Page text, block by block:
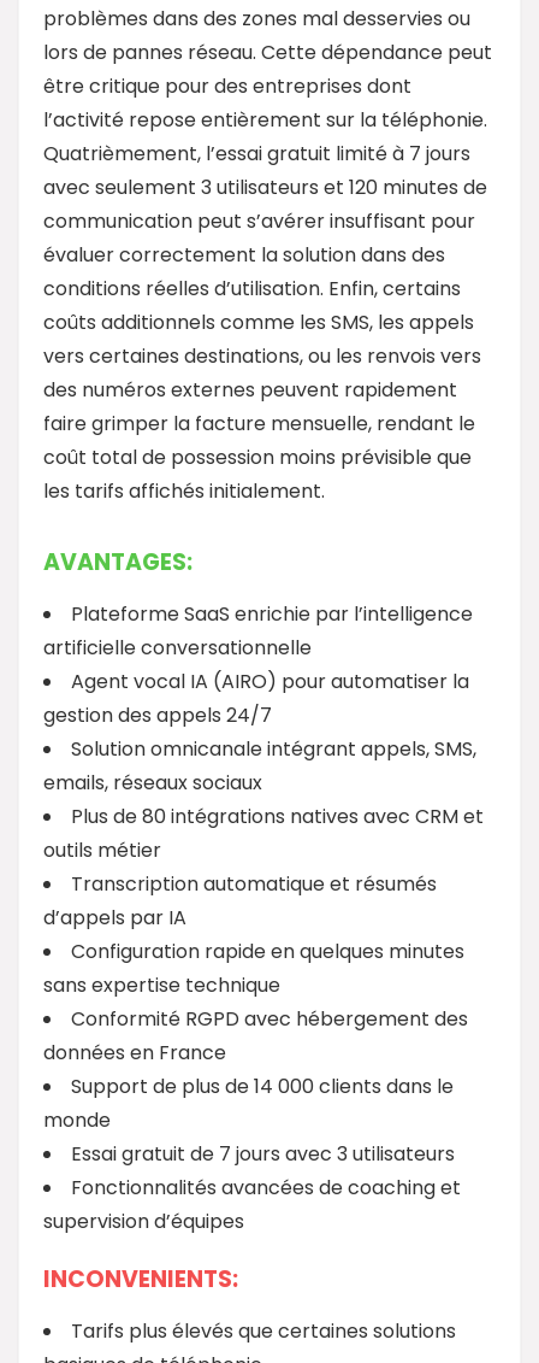
problèmes dans des zones mal desservies ou
lors de pannes réseau. Cette dépendance peut
être critique pour des entreprises dont
l’activité repose entièrement sur la téléphonie.
Quatrièmement, l’essai gratuit limité à 7 jours
avec seulement 3 utilisateurs et 120 minutes de
communication peut s’avérer insuffisant pour
évaluer correctement la solution dans des
conditions réelles d’utilisation. Enfin, certains
coûts additionnels comme les SMS, les appels
vers certaines destinations, ou les renvois vers
des numéros externes peuvent rapidement
faire grimper la facture mensuelle, rendant le
coût total de possession moins prévisible que
les tarifs affichés initialement.
AVANTAGES:
Plateforme SaaS enrichie par l’intelligence
artificielle conversationnelle
Agent vocal IA (AIRO) pour automatiser la
gestion des appels 24/7
Solution omnicanale intégrant appels, SMS,
emails, réseaux sociaux
Plus de 80 intégrations natives avec CRM et
outils métier
Transcription automatique et résumés
d’appels par IA
Configuration rapide en quelques minutes
sans expertise technique
Conformité RGPD avec hébergement des
données en France
Support de plus de 14 000 clients dans le
monde
Essai gratuit de 7 jours avec 3 utilisateurs
Fonctionnalités avancées de coaching et
supervision d’équipes
INCONVENIENTS:
Tarifs plus élevés que certaines solutions